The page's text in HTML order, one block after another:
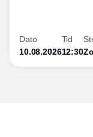
inden for
skaber værdi for
Dato
10.08.2026
Tid
12:30